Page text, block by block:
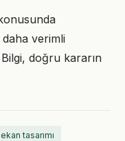
daha verimli
doğru kararın
tasarımı